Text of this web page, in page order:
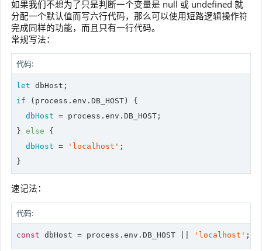
如果我们不想为了只是判断一个变量是 null 或 undefined 就
分配一个默认值而写六行代码，那么可以使用短路逻辑操作符
完成同样的功能，而且只有一行代码。
常规写法：
代码:
let
if (process.env.DB_HOST) {
dbHost = process.env.DB_HOST;
} else {
dbHost = 'localhost' ;
}
速记法：
代码:
const dbHost = process.env.DB_HOST || 'localhost' ;